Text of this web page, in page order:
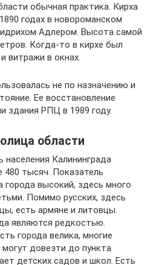
обычная практика. Кирха
годах в новороманском
Адлером. Высота самой
Когда-то в кирхе был
витражи в окнах.
не по назначению и
Ее восстановление
здания РПЦ в 1989 году.
области
населения Калининграда
480 тысяч. Показатель
города высокий, здесь много
Помимо русских, здесь
есть армяне и литовцы.
являются редкостью.
города велика, многие
довезти до пункта
детских садов и школ. Есть